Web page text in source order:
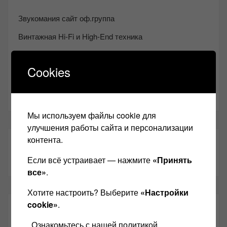
Звукомания сайт оф.группа
Винтажная Hi-Fi и High-End техника
Одноклассники
Youtube
ТАКЖЕ ЧИТАЕМ:
СВЕЖИЕ ЗАПИСИ
Cookies
Мы используем файлы cookie для
улучшения работы сайта и персонализации
контента.
Если всё устраивает — нажмите «Принять
все».
Хотите настроить? Выберите «Настройки
cookie».